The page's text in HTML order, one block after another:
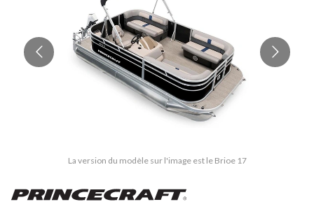
La version du modèle sur l'image est le Brioe 17